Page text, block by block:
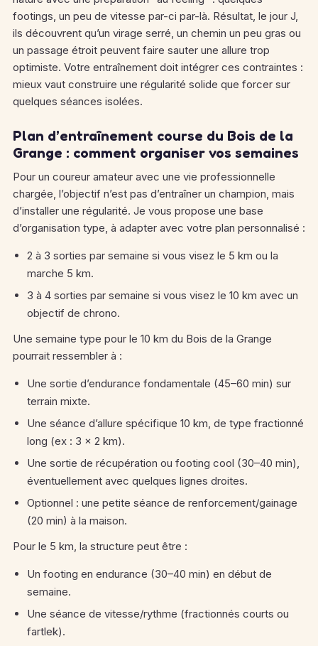
footings, un peu de vitesse par-ci par-là. Résultat, le jour J,
ils découvrent qu’un virage serré, un chemin un peu gras ou
un passage étroit peuvent faire sauter une allure trop
optimiste. Votre entraînement doit intégrer ces contraintes :
mieux vaut construire une régularité solide que forcer sur
quelques séances isolées.
Plan d’entraînement course du Bois de la
Grange : comment organiser vos semaines
Pour un coureur amateur avec une vie professionnelle
chargée, l’objectif n’est pas d’entraîner un champion, mais
d’installer une régularité. Je vous propose une base
d’organisation type, à adapter avec votre plan personnalisé :
2 à 3 sorties par semaine si vous visez le 5 km ou la
marche 5 km.
3 à 4 sorties par semaine si vous visez le 10 km avec un
objectif de chrono.
Une semaine type pour le 10 km du Bois de la Grange
pourrait ressembler à :
Une sortie d’endurance fondamentale (45–60 min) sur
terrain mixte.
Une séance d’allure spécifique 10 km, de type fractionné
long (ex : 3 × 2 km).
Une sortie de récupération ou footing cool (30–40 min),
éventuellement avec quelques lignes droites.
Optionnel : une petite séance de renforcement/gainage
(20 min) à la maison.
Pour le 5 km, la structure peut être :
Un footing en endurance (30–40 min) en début de
semaine.
Une séance de vitesse/rythme (fractionnés courts ou
fartlek).